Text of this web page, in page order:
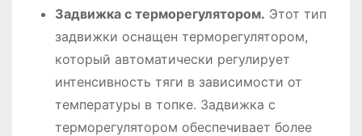
Задвижка с терморегулятором. Этот тип
задвижки оснащен терморегулятором,
который автоматически регулирует
интенсивность тяги в зависимости от
температуры в топке. Задвижка с
терморегулятором обеспечивает более